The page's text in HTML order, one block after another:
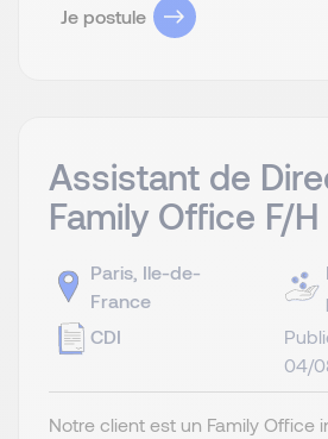
Je postule
Assistant de
Family Office F/H
Paris, Ile-de-
France
CDI
04/
Notre client est un Family Office